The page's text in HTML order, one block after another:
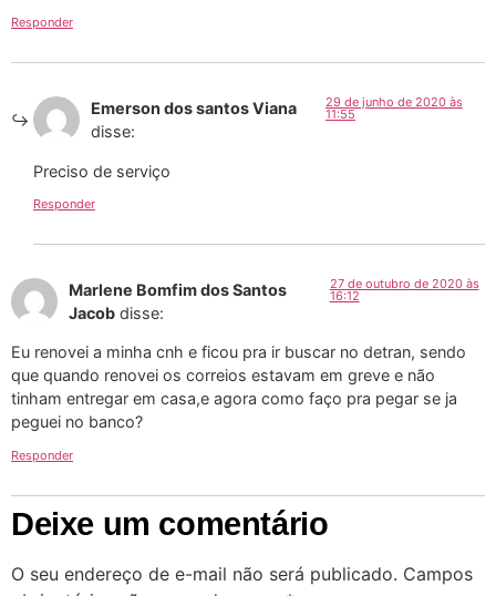
Responder
Emerson dos santos Viana
disse:
29 de junho de 2020 às
11:55
Preciso de serviço
Responder
Marlene Bomfim dos Santos
Jacob disse:
27 de outubro de 2020 às
16:12
Eu renovei a minha cnh e ficou pra ir buscar no detran, sendo
que quando renovei os correios estavam em greve e não
tinham entregar em casa,e agora como faço pra pegar se ja
peguei no banco?
Responder
Deixe um comentário
O seu endereço de e-mail não será publicado. Campos